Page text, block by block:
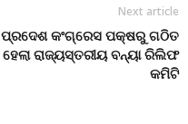
Next article
ପ୍ରଦେଶ କଂଗ୍ରେସ ପକ୍ଷରୁ ଗଠିତ
ହେଲା ରାଜ୍ୟସ୍ତରୀୟ ବନ୍ୟା ରିଲିଫ
କମିଟି